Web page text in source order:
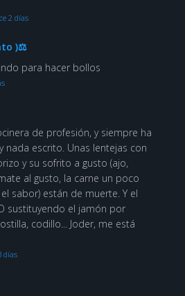
2 días
)⚖
para hacer bollos
de profesión, y siempre ha
nada escrito. Unas lentejas con
y su sofrito a gusto (ajo,
al gusto, la carne un poco
sabor) están de muerte. Y el
sustituyendo el jamón por
codillo... Joder, me está
días